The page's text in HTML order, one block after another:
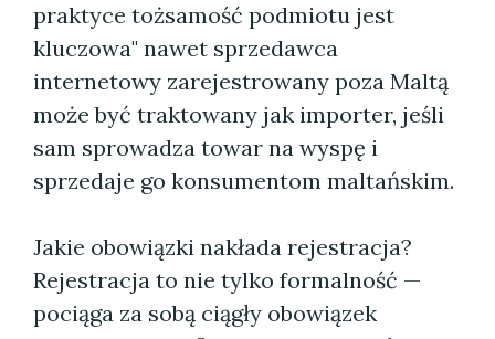
praktyce tożsamość podmiotu jest
kluczowa" nawet sprzedawca
internetowy zarejestrowany poza Maltą
może być traktowany jak importer, jeśli
sam sprowadza towar na wyspę i
sprzedaje go konsumentom maltańskim.
Jakie obowiązki nakłada rejestracja?
Rejestracja to nie tylko formalność —
pociąga za sobą ciągły obowiązek